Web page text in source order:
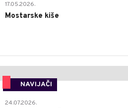
17.05.2026.
Mostarske kiše
NAVIJAČI
24.07.2026.